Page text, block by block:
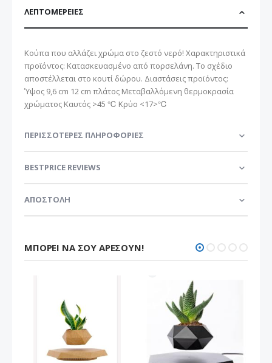
ΛΕΠΤΟΜΈΡΕΙΕΣ
Κούπα που αλλάζει χρώμα στο ζεστό νερό! Χαρακτηριστικά
προϊόντος: Κατασκευασμένο από πορσελάνη. Το σχέδιο
αποστέλλεται στο κουτί δώρου. Διαστάσεις προϊόντος:
Ύψος 9,6 cm 12 cm πλάτος Μεταβαλλόμενη θερμοκρασία
χρώματος Καυτός >45 ℃ Κρύο <17>℃
ΠΕΡΙΣΣΌΤΕΡΕΣ ΠΛΗΡΟΦΟΡΊΕΣ
BESTPRICE REVIEWS
ΑΠΟΣΤΟΛΗ
ΜΠΟΡΕΊ ΝΑ ΣΟΥ ΑΡΈΣΟΥΝ!